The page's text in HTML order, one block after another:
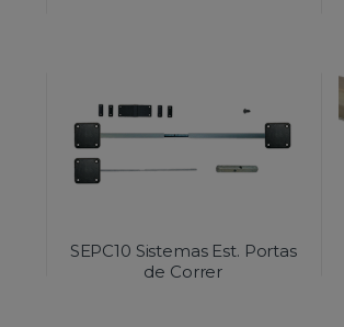
SEPC10 Sistemas Est. Portas
de Correr